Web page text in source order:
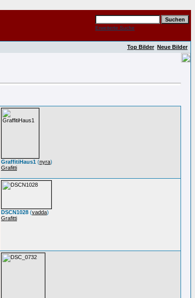
Erweiterte Suche
Top Bilder Neue Bilder
GraffitiHaus1 (nyra)
Grafitti
DSCN1028 (vadda)
Grafitti